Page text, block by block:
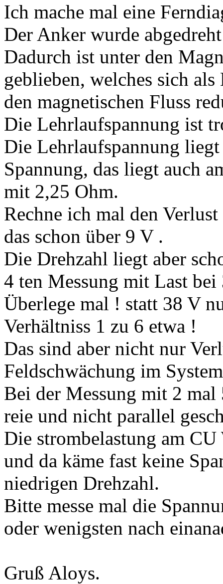
Ich mache mal eine
Der Anker wurde
Dadurch ist unter den
geblieben, welches sich
den magnetischen Fluss
Die Lehrlaufspannung ist
Die Lehrlaufspannung
Spannung, das liegt auch
mit 2,25 Ohm.
Rechne ich mal den
das schon über 9 V .
Die Drehzahl liegt aber
4 ten Messung mit Last
Überlege mal ! statt 38 V
Verhältniss 1 zu 6 etwa !
Das sind aber nicht nur
Feldschwächung im
Bei der Messung mit 2
reie und nicht parallel
Die strombelastung am
und da käme fast keine
niedrigen Drehzahl.
Bitte messe mal die
oder wenigsten nach
Gruß Aloys.